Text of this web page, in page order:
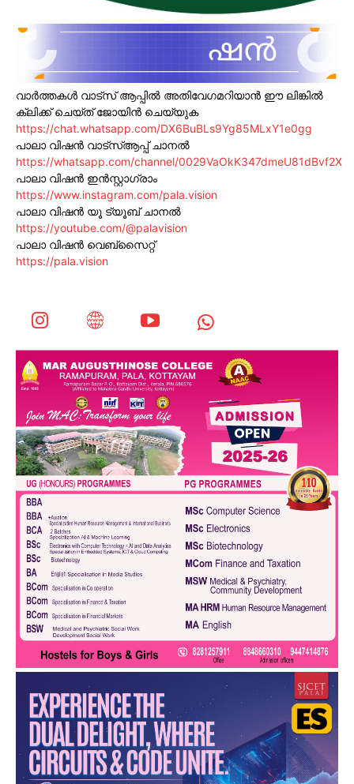
വാർത്തകൾ വാട്സ് ആപ്പിൽ അതിവേഗമറിയാൻ ഈ ലിങ്കിൽ
ക്ലിക്ക് ചെയ്ത് ജോയിൻ ചെയ്യുക
https://chat.whatsapp.com/DX6BuBLs9Yg85MLxY1e0gg
പാലാ വിഷൻ വാട്സ്ആപ്പ് ചാനൽ
https://whatsapp.com/channel/0029VaOkK347dmeU81dBvf2X
പാലാ വിഷൻ ഇൻസ്റ്റാഗ്രാം
https://www.instagram.com/pala.vision
പാലാ വിഷൻ യൂ ട്യൂബ് ചാനൽ
https://youtube.com/@palavision
പാലാ വിഷൻ വെബ്സൈറ്റ്
https://pala.vision